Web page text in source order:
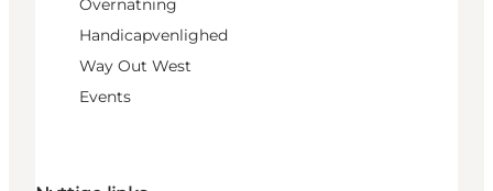
Overnatning
Handicapvenlighed
Way Out West
Events